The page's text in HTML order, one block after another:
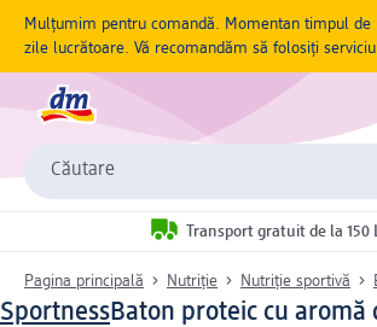
Mulțumim pentru comandă. Momentan timpul de
zile lucrătoare. Vă recomandăm să folosiți
Căutare
Transport gratuit de la 150
Pagina principală Nutriție Nutriție sportivă
SportnessBaton proteic cu aromă